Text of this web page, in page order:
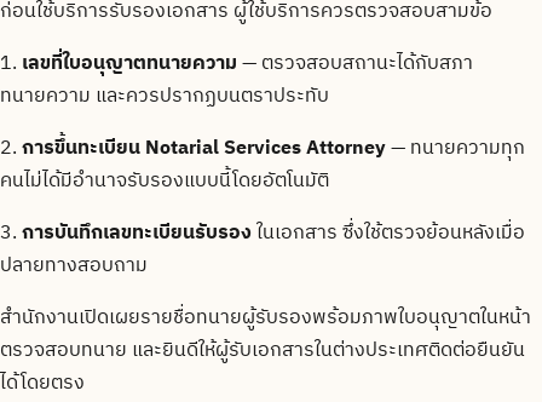
ก่อนใช้บริการรับรองเอกสาร ผู้ใช้บริการควรตรวจสอบสามข้อ
1. เลขที่ใบอนุญาตทนายความ— ตรวจสอบสถานะได้กับสภา
ทนายความ และควรปรากฏบนตราประทับ
2.การขึ้นทะเบียน Notarial Services Attorney— ทนายความทุก
คนไม่ได้มีอำนาจรับรองแบบนี้โดยอัตโนมัติ
3.การบันทึกเลขทะเบียนรับรองในเอกสาร ซึ่งใช้ตรวจย้อนหลังเมื่อ
ปลายทางสอบถาม
สำนักงานเปิดเผยรายชื่อทนายผู้รับรองพร้อมภาพใบอนุญาตในหน้า
ตรวจสอบทนาย และยินดีให้ผู้รับเอกสารในต่างประเทศติดต่อยืนยัน
ได้โดยตรง